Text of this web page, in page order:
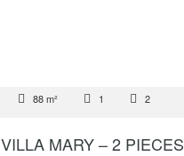
88 m² 1 2
VILLA MARY – 2 PIECES